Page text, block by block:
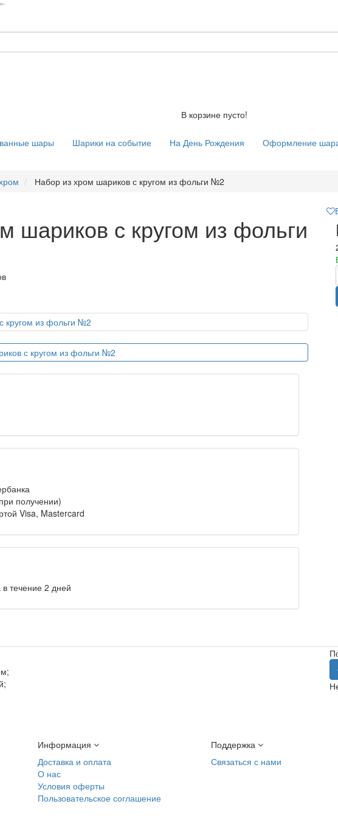
В корзине пусто!
шары Шарики на событие На День Рождения Оформление
Набор из хром шариков с кругом из фольги №2
шариков с кругом из фольги
получении)
Visa, Mastercard
течение 2 дней
Информация
Доставка и оплата
О нас
Условия оферты
Пользовательское соглашение
Поддержка
Связаться с нами